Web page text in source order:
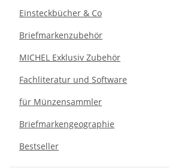
Einsteckbücher & Co
Briefmarkenzubehör
MICHEL Exklusiv Zubehör
Fachliteratur und Software
für Münzensammler
Briefmarkengeographie
Bestseller